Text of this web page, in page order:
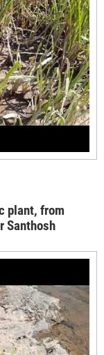
plant, from
Santhosh